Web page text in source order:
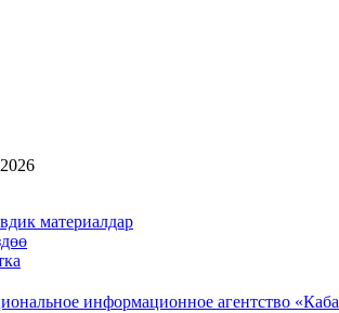
материалдар